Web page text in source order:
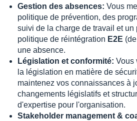
Gestion des absences: Vous
politique de prévention, des
suivi de la charge de travail et un
politique de réintégration E2E
une absence.
Législation et conformité: Vous
la législation en matière de
maintenez vos connaissances à
changements législatifs et
d'expertise pour l'organisation.
Stakeholder management &